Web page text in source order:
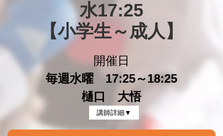
水17:25
【小学生～成人】
開催日
毎週水曜 17:25～18:25
樋口 大悟
講師詳細▼